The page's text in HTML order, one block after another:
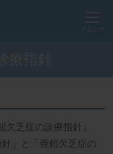
メニュー
欠乏症の診療指針』
」と「亜鉛欠乏症の